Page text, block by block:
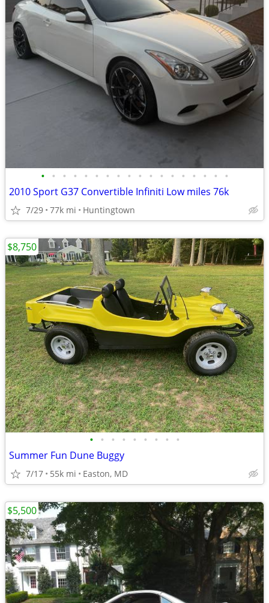
• • • • • • • • • • • • • • • • • •
2010 Sport G37 Convertible Infiniti Low miles 76k
7/29 77k mi Huntingtown
• • • • • • • • •
Summer Fun Dune Buggy
7/17 55k mi Easton, MD
$8,750
$5,500